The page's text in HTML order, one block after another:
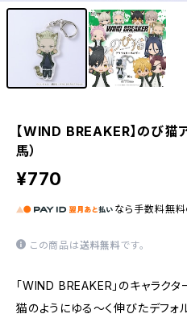
【WIND BREAKER】のび猫
馬）
¥770
なら 手数料無料
この商品は送料無料です。
「WIND BREAKER」のキャラクタ
猫のようにゆる〜く伸びたデフォ